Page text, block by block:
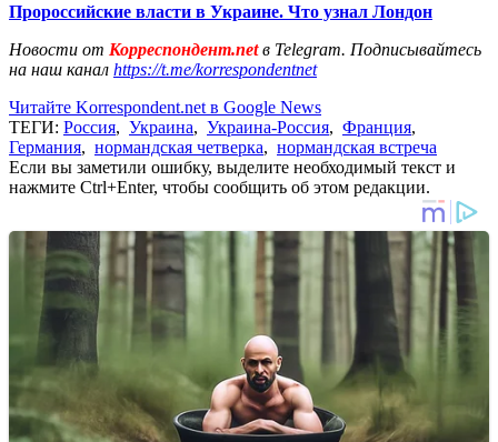
Пророссийские власти в Украине. Что узнал Лондон
Новости от Корреспондент.netв Telegram. Подписывайтесь
на наш канал https://t.me/korrespondentnet
Читайте Korrespondent.net в Google News
ТЕГИ: Россия, Украина, Украина-Россия, Франция,
Германия, нормандская четверка, нормандская встреча
Если вы заметили ошибку, выделите необходимый текст и
нажмите Ctrl+Enter, чтобы сообщить об этом редакции.